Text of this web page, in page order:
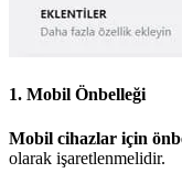
1. Mobil Önbelleği
Mobil cihazlar için
olarak işaretlenmelidir.